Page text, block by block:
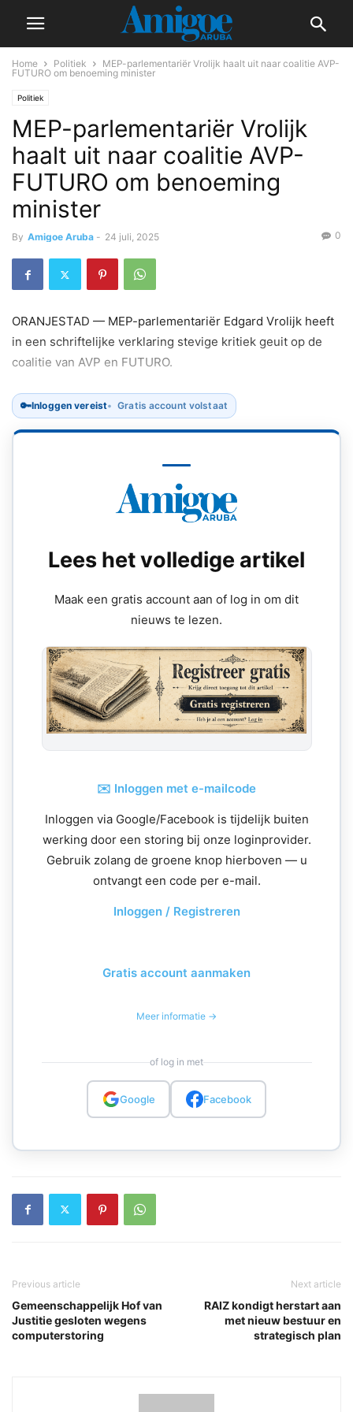
Home Politiek
MEP-parlementariër Vrolijk haalt uit naar coalitie AVP-
FUTURO om benoeming minister
Politiek
MEP-parlementariër Vrolijk
haalt uit naar coalitie AVP-
FUTURO om benoeming
minister
By Amigoe Aruba - 24 juli, 2025 0
ORANJESTAD — MEP-parlementariër Edgard Vrolijk heeft
in een schriftelijke verklaring stevige kritiek geuit op de
coalitie van AVP en FUTURO.
🔑Inloggen vereist Gratis account volstaat
Lees het volledige artikel
Maak een gratis account aan of log in om dit
nieuws te lezen.
✉️ Inloggen met e-mailcode
Inloggen via Google/Facebook is tijdelijk buiten
werking door een storing bij onze loginprovider.
Gebruik zolang de groene knop hierboven — u
ontvangt een code per e-mail.
Inloggen / Registreren
Gratis account aanmaken
Meer informatie →
of log in met
Google Facebook
Previous article
Gemeenschappelijk Hof van
Justitie gesloten wegens
computerstoring
Next article
RAIZ kondigt herstart aan
met nieuw bestuur en
strategisch plan